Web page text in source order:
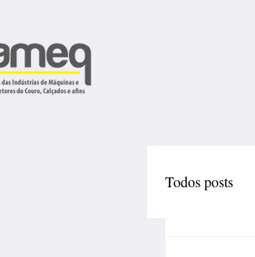
Todos posts